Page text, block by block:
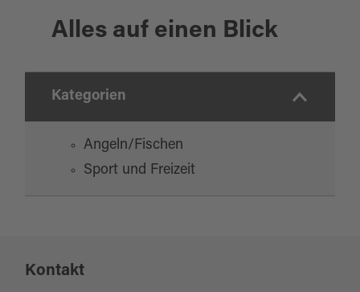
Alles auf einen Blick
Kategorien
Angeln/Fischen
Sport und Freizeit
Kontakt